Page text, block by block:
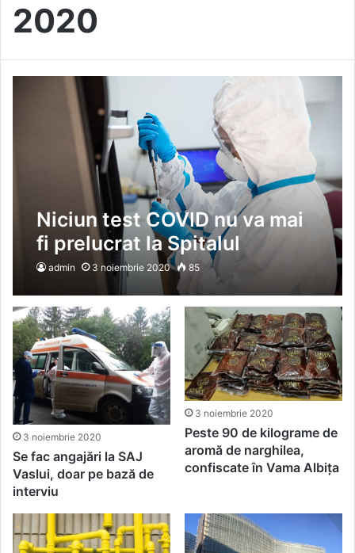
2020
Niciun test COVID nu va mai
fi prelucrat la Spitalul
„Beldiman” timp de 14 zile
admin 3 noiembrie 2020 85
3 noiembrie 2020
Se fac angajări la SAJ
Vaslui, doar pe bază de
interviu
3 noiembrie 2020
Peste 90 de kilograme de
aromă de narghilea,
confiscate în Vama Albița